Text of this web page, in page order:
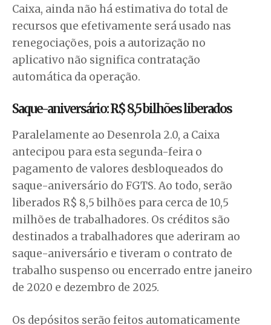
Caixa, ainda não há estimativa do total de
recursos que efetivamente será usado nas
renegociações, pois a autorização no
aplicativo não significa contratação
automática da operação.
Saque-aniversário: R$ 8,5 bilhões liberados
Paralelamente ao Desenrola 2.0, a Caixa
antecipou para esta segunda-feira o
pagamento de valores desbloqueados do
saque-aniversário do FGTS. Ao todo, serão
liberados R$ 8,5 bilhões para cerca de 10,5
milhões de trabalhadores. Os créditos são
destinados a trabalhadores que aderiram ao
saque-aniversário e tiveram o contrato de
trabalho suspenso ou encerrado entre janeiro
de 2020 e dezembro de 2025.
Os depósitos serão feitos automaticamente